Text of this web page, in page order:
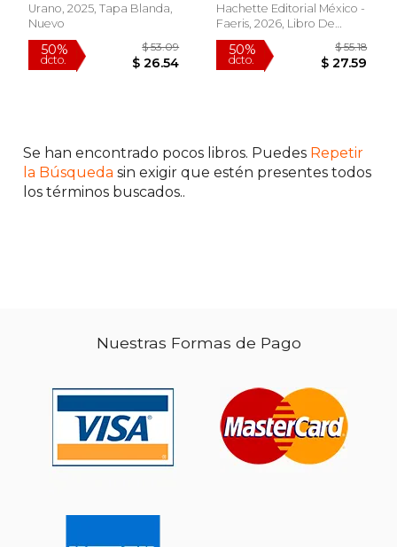
dcto. $ 21.51 dcto.
Urano, 2025, Tapa Blanda,
Nuevo
Hachette Editorial México -
Faeris, 2026, Libro De
Pasta Blanda (paperback),
Nuevo
Se han encontrado pocos libros. Puedes Repetir
la Búsqueda sin exigir que estén presentes todos
los términos buscados..
Nuestras Formas de Pago